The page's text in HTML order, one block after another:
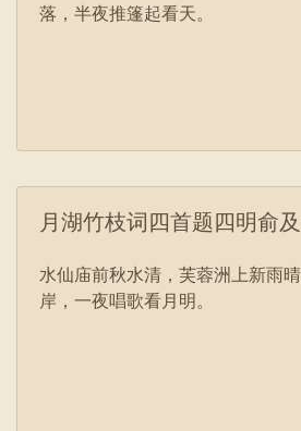
落，半夜推篷起看天。
月湖竹枝词四首题四明俞
水仙庙前秋水清，芙蓉洲上新雨
岸，一夜唱歌看月明。